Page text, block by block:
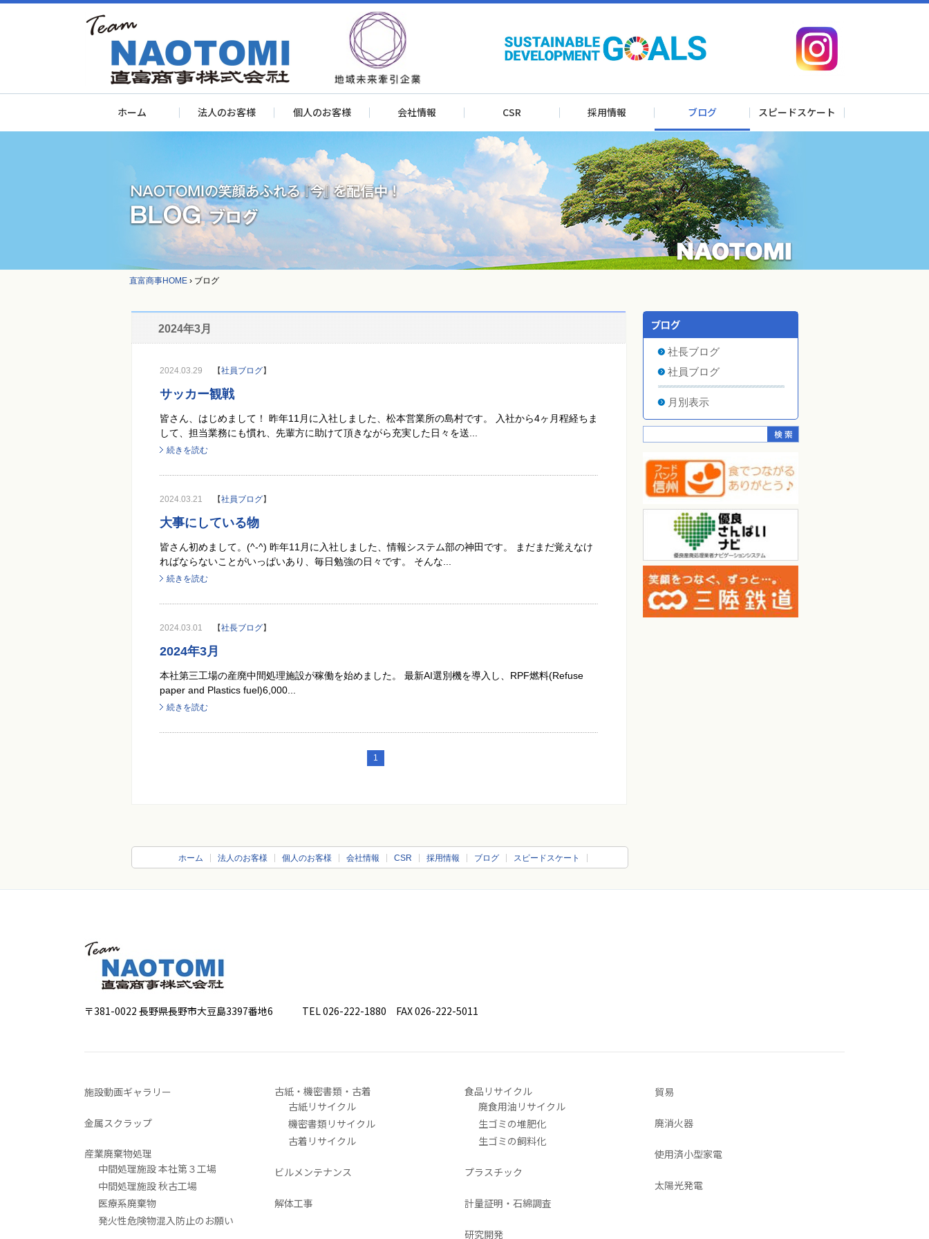
ホーム 法人のお客様 個人のお客様 会社情報 CSR 採用情報 ブログ スピードスケート
直富商事HOME › ブログ
2024年3月
2024.03.29 【社員ブログ】
サッカー観戦
皆さん、はじめまして！ 昨年11月に入社しました、松本営業所の島村です。 入社から4ヶ月程経ちま
して、担当業務にも慣れ、先輩方に助けて頂きながら充実した日々を送...
続きを読む
2024.03.21 【社員ブログ】
大事にしている物
皆さん初めまして。(^-^) 昨年11月に入社しました、情報システム部の神田です。 まだまだ覚えなけ
ればならないことがいっぱいあり、毎日勉強の日々です。 そんな...
続きを読む
2024.03.01 【社長ブログ】
2024年3月
本社第三工場の産廃中間処理施設が稼働を始めました。 最新AI選別機を導入し、RPF燃料(Refuse
paper and Plastics fuel)6,000...
続きを読む
1
社長ブログ
社員ブログ
月別表示
ホーム 法人のお客様 個人のお客様 会社情報 CSR 採用情報 ブログ スピードスケート
〒381-0022 長野県長野市大豆島3397番地6 TEL 026-222-1880 FAX 026-222-5011
施設動画ギャラリー
金属スクラップ
産業廃棄物処理
中間処理施設 本社第３工場
中間処理施設 秋古工場
医療系廃棄物
発火性危険物混入防止のお願い
古紙・機密書類・古着
古紙リサイクル
機密書類リサイクル
古着リサイクル
ビルメンテナンス
解体工事
食品リサイクル
廃食用油リサイクル
生ゴミの堆肥化
生ゴミの飼料化
プラスチック
計量証明・石綿調査
研究開発
貿易
廃消火器
使用済小型家電
太陽光発電